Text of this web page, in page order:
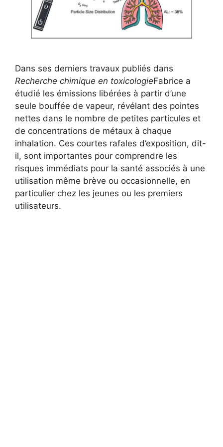
Dans ses derniers travaux publiés dans
Recherche chimique en toxicologieFabrice a
étudié les émissions libérées à partir d’une
seule bouffée de vapeur, révélant des pointes
nettes dans le nombre de petites particules et
de concentrations de métaux à chaque
inhalation. Ces courtes rafales d’exposition, dit-
il, sont importantes pour comprendre les
risques immédiats pour la santé associés à une
utilisation même brève ou occasionnelle, en
particulier chez les jeunes ou les premiers
utilisateurs.